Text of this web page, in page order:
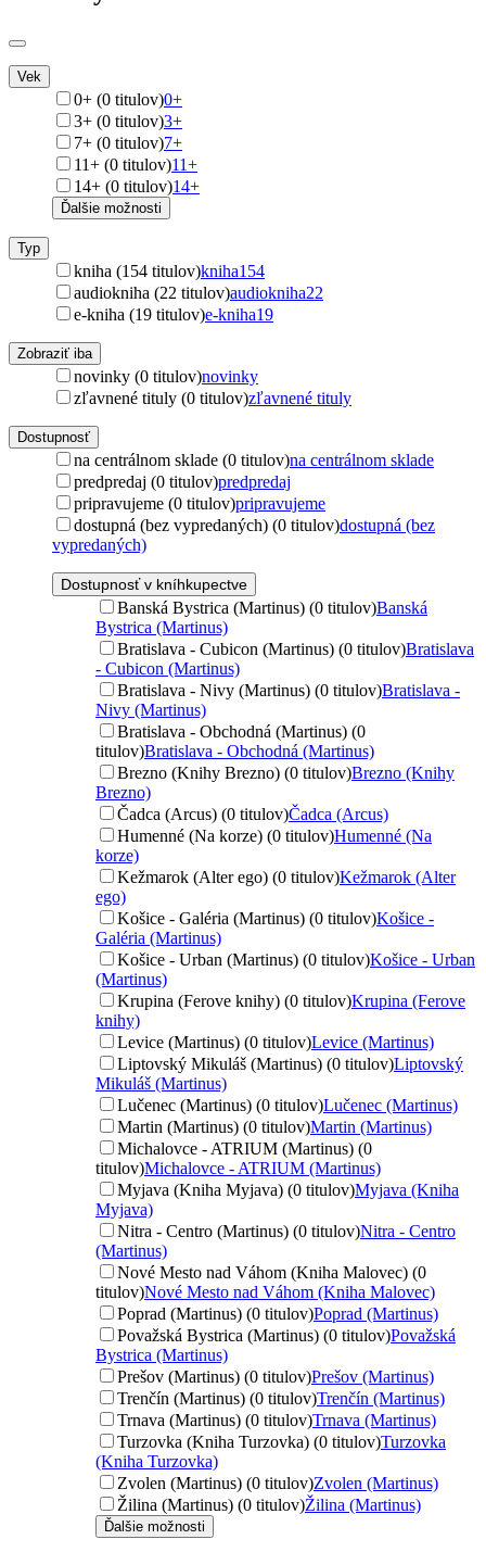
Vek
0+ (0 titulov)0+
3+ (0 titulov)3+
7+ (0 titulov)7+
11+ (0 titulov)11+
14+ (0 titulov)14+
Ďalšie možnosti
Typ
kniha (154 titulov)kniha154
audiokniha (22 titulov)audiokniha22
e-kniha (19 titulov)e-kniha19
Zobraziť iba
novinky (0 titulov)novinky
zľavnené tituly (0 titulov)zľavnené tituly
Dostupnosť
na centrálnom sklade (0 titulov)na centrálnom sklade
predpredaj (0 titulov)predpredaj
pripravujeme (0 titulov)pripravujeme
dostupná (bez vypredaných) (0 titulov)dostupná (bez
vypredaných)
Dostupnosť v kníhkupectve
Banská Bystrica (Martinus) (0 titulov)Banská
Bystrica (Martinus)
Bratislava - Cubicon (Martinus) (0 titulov)Bratislava
- Cubicon (Martinus)
Bratislava - Nivy (Martinus) (0 titulov)Bratislava -
Nivy (Martinus)
Bratislava - Obchodná (Martinus) (0
titulov)Bratislava - Obchodná (Martinus)
Brezno (Knihy Brezno) (0 titulov)Brezno (Knihy
Brezno)
Čadca (Arcus) (0 titulov)Čadca (Arcus)
Humenné (Na korze) (0 titulov)Humenné (Na
korze)
Kežmarok (Alter ego) (0 titulov)Kežmarok (Alter
ego)
Košice - Galéria (Martinus) (0 titulov)Košice -
Galéria (Martinus)
Košice - Urban (Martinus) (0 titulov)Košice - Urban
(Martinus)
Krupina (Ferove knihy) (0 titulov)Krupina (Ferove
knihy)
Levice (Martinus) (0 titulov)Levice (Martinus)
Liptovský Mikuláš (Martinus) (0 titulov)Liptovský
Mikuláš (Martinus)
Lučenec (Martinus) (0 titulov)Lučenec (Martinus)
Martin (Martinus) (0 titulov)Martin (Martinus)
Michalovce - ATRIUM (Martinus) (0
titulov)Michalovce - ATRIUM (Martinus)
Myjava (Kniha Myjava) (0 titulov)Myjava (Kniha
Myjava)
Nitra - Centro (Martinus) (0 titulov)Nitra - Centro
(Martinus)
Nové Mesto nad Váhom (Kniha Malovec) (0
titulov)Nové Mesto nad Váhom (Kniha Malovec)
Poprad (Martinus) (0 titulov)Poprad (Martinus)
Považská Bystrica (Martinus) (0 titulov)Považská
Bystrica (Martinus)
Prešov (Martinus) (0 titulov)Prešov (Martinus)
Trenčín (Martinus) (0 titulov)Trenčín (Martinus)
Trnava (Martinus) (0 titulov)Trnava (Martinus)
Turzovka (Kniha Turzovka) (0 titulov)Turzovka
(Kniha Turzovka)
Zvolen (Martinus) (0 titulov)Zvolen (Martinus)
Žilina (Martinus) (0 titulov)Žilina (Martinus)
Ďalšie možnosti